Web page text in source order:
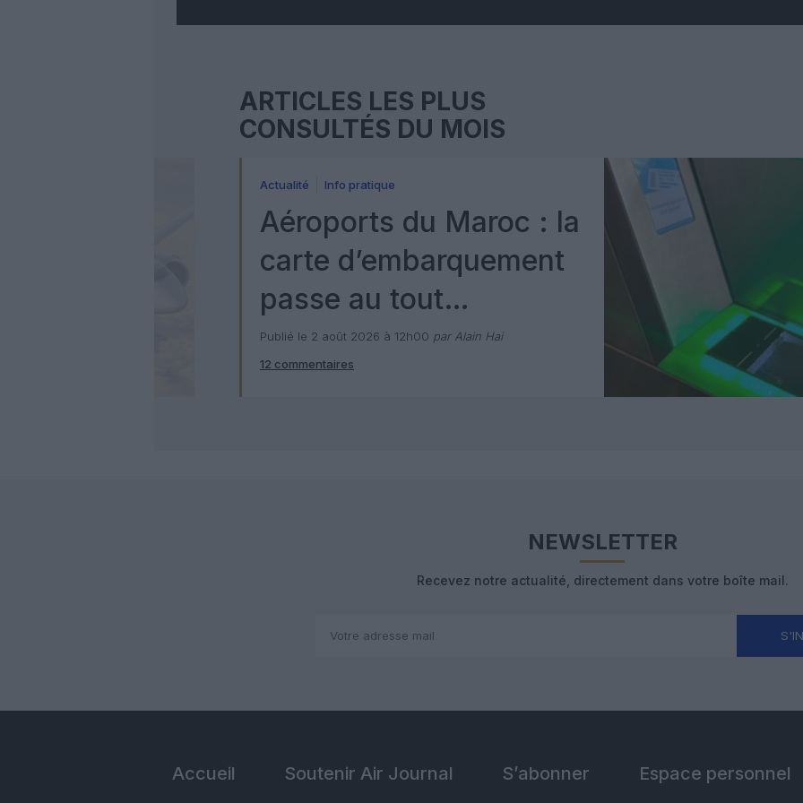
ARTICLES LES PLUS
CONSULTÉS DU MOIS
Actualité Info pratique
Aéroports du Maroc : la
carte d’embarquement
passe au tout
numérique avec Pax
Check
Publié le 2 août 2026 à 12h00 par Alain Hai
12 commentaires
NEWSLETTER
Recevez notre actualité, directement dans votre boîte mail.
Accueil Soutenir Air Journal S’abonner Espace personnel